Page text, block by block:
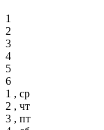
1
2
3
4
5
6
1 , ср
2 , чт
3 , пт